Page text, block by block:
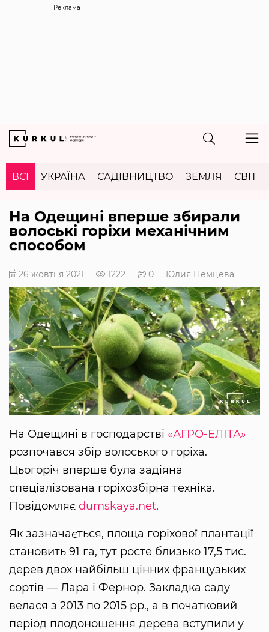
Реклама
ВСІ УКРАЇНА САДІВНИЦТВО ЗЕМЛЯ СВІТ
На Одещині вперше збирали
волоські горіхи механічним
способом
26 жовтня 2021 1222 0 Юлия Немцева
На Одещині в господарстві «АГРО-ЕЛІТА»
розпочався збір волоського горіха.
Цьогоріч вперше була задіяна
спеціалізована горіхозбірна техніка.
Повідомляє dumskaya.net.
Як зазначається, площа горіхової плантації
становить 91 га, тут росте близько 17,5 тис.
дерев двох найбільш цінних французьких
сортів — Лара і Фернор. Закладка саду
велася з 2013 по 2015 рр., а в початковий
період плодоношення дерева вступили у